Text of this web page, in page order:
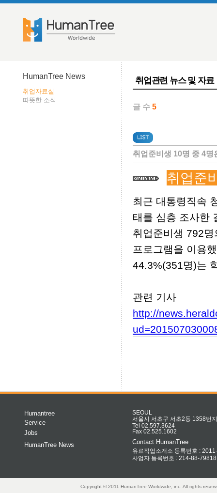
HumanTree News
취업자료실
따뜻한 소식
취업관련 뉴스 및 자료
글 수 5
취업준비생 10명 중 4명
취업준
최근 대통령직속
태를 심층 조사한
취업준비생 792
프로그램을 이용
44.3%(351명)는
관련 기사
http://
Humantree
Service
Jobs
HumanTree News
SEOUL
서울시 서초구 서초2동 1358번
Tel 02.597.3624
Fax 02.525.1602
Contact HumanTree
유료직업소개소 등록번호 :
사업자 등록번호 : 214-88-79818
Copyright © 2011 HumanTree Worldwide, inc. All rights